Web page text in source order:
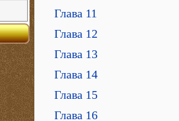
Глава 11
Глава 12
Глава 13
Глава 14
Глава 15
Глава 16